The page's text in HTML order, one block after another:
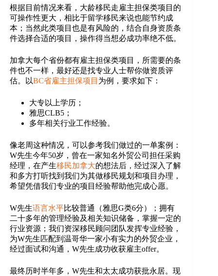
根据目前情况来看，大龄移民走雇主担保类项目的
可操作性更大，相比于留学移民来说也能节约成
本；当然此类项目也是有风险的，结合自身资质条
件选择合适的项目，操作得当想必成功率绝不低。
加拿大每个省份都有雇主担保类项目，所需要的条
件也不一样，最好还是找专业人士帮你做资质评
估。以BC省雇主担保项目 为例，要求如下：
大专以上学历；
雅思CLB5；
多年相关行业工作经验。
像老周这种情况，可以参考我们做过的一单案例：
W先生今年50岁，曾在一家知名外贸公司担任采购
经理，在产生移民加拿大的想法后，经过深入了解
和多方打听找到我们为其做移民规划和项目办理，
希望凭借我们专业的项目经验帮助他完成心愿。
W先生语言水平比较普通（雅思G类6分）；拥有
二十多年的管理经验及相关知识储备，掌握一定的
行业资源；我们资深移民顾问团队发挥专业经验，
为W先生匹配到温哥华一家小有实力的外贸企业，
经过面试和沟通，W先生成功收获雇主offer。
最终历时半年多，W先生和太太成功获批永居。现